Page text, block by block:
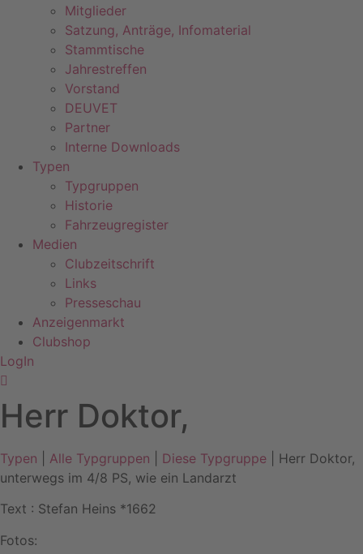
Mitglieder
Satzung, Anträge, Infomaterial
Stammtische
Jahrestreffen
Vorstand
DEUVET
Partner
Interne Downloads
Typen
Typgruppen
Historie
Fahrzeugregister
Medien
Clubzeitschrift
Links
Presseschau
Anzeigenmarkt
Clubshop
LogIn
Herr Doktor,
Typen Alle Typgruppen Diese Typgruppe | Herr Doktor,
unterwegs im 4/8 PS, wie ein Landarzt
Text : Stefan Heins *1662
Fotos: